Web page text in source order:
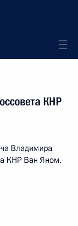
КНР
Владимира
КНР Ван Яном.